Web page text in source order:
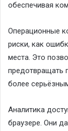
обеспечивая
Операционные
риски, как
места. Это
предотвращать
более
Аналитика
браузере. Они